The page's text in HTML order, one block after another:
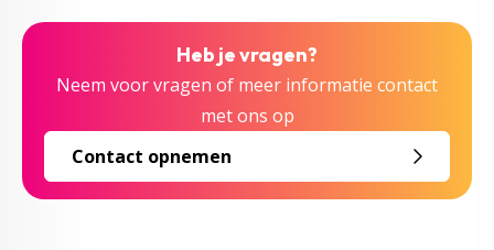
Heb je vragen?
Neem voor vragen of meer informatie contact
met ons op
Contact opnemen